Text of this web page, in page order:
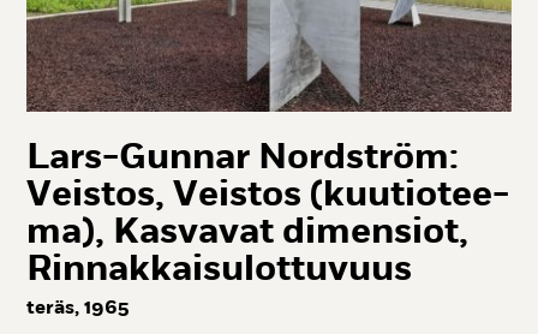
Lars-Gun­nar Nordst­röm:
Veis­tos, Veis­tos (kuu­tio­tee­
ma), Kas­va­vat di­men­siot,
Rin­nak­kai­su­lot­tu­vuus
te­räs, 1965